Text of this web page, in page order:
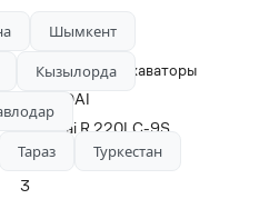
Гусеничные экскаваторы
HYUNDAI
Hyundai R 220LC-9S
2013
3
Шымкент
Кызылорда
Тараз Туркестан